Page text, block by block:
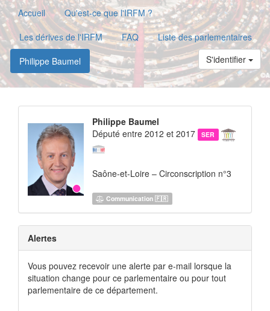
Accueil
Qu'est-ce que l'IRFM ?
Les dérives de l'IRFM
FAQ
Liste des parlementaires
Philippe Baumel
S'identifier
Philippe Baumel
Député entre 2012 et 2017
SER
Saône-et-Loire – Circonscription n°3
Communication 🇫🇷
Alertes
Vous pouvez recevoir une alerte par e-mail lorsque la
situation change pour ce parlementaire ou pour tout
parlementaire de ce département.